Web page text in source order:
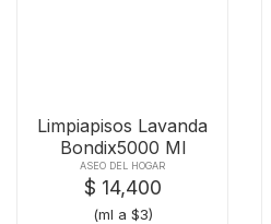
Limpiapisos Lavanda
Bondix5000 Ml
ASEO DEL HOGAR
$ 14,400
(ml a $3)